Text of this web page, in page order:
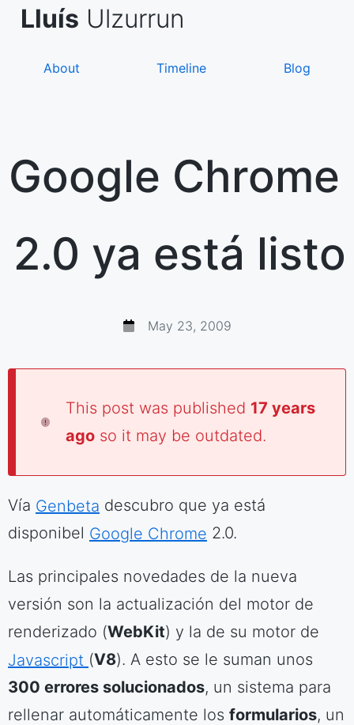
SkipLluís Ulzurrun
About Timeline Blog
Google Chrome
2.0 ya está listo
May 23, 2009
This post was published 17 years
ago so it may be outdated.
Vía Genbeta descubro que ya está
disponibel Google Chrome 2.0.
Las principales novedades de la nueva
versión son la actualización del motor de
renderizado (WebKit) y la de su motor de
Javascript (V8). A esto se le suman unos
300 errores solucionados, un sistema para
rellenar automáticamente los formularios, un